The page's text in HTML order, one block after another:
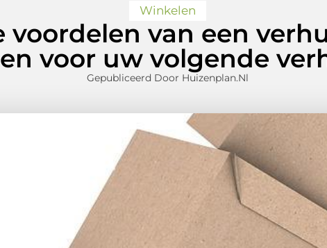
Winkelen
voordelen van een
voor uw volgende
Gepubliceerd Door Huizenplan.nl